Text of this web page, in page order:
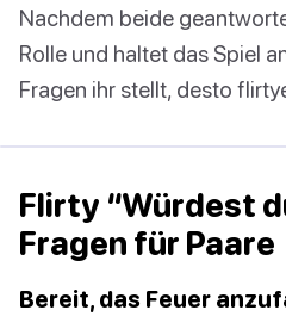
Nachdem beide
Rolle und haltet das Spiel
Fragen ihr stellt, desto
Flirty “Würdest
Fragen für Paare
Bereit, das Feuer